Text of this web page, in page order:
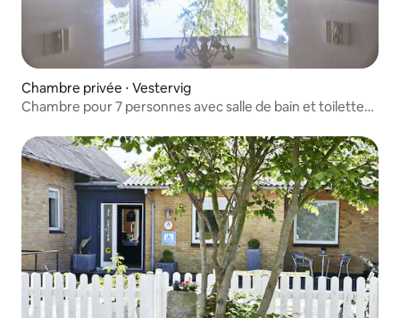
Chambre privée ⋅ Vestervig
Chambre pour 7 personnes avec salle de bain et toilettes